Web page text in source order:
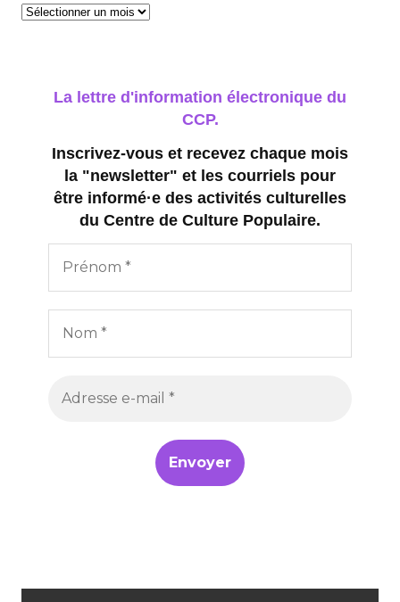
Archives
La lettre d'information électronique du
CCP.
Inscrivez-vous et recevez chaque mois
la "newsletter" et les courriels pour
être informé·e des activités culturelles
du Centre de Culture Populaire.